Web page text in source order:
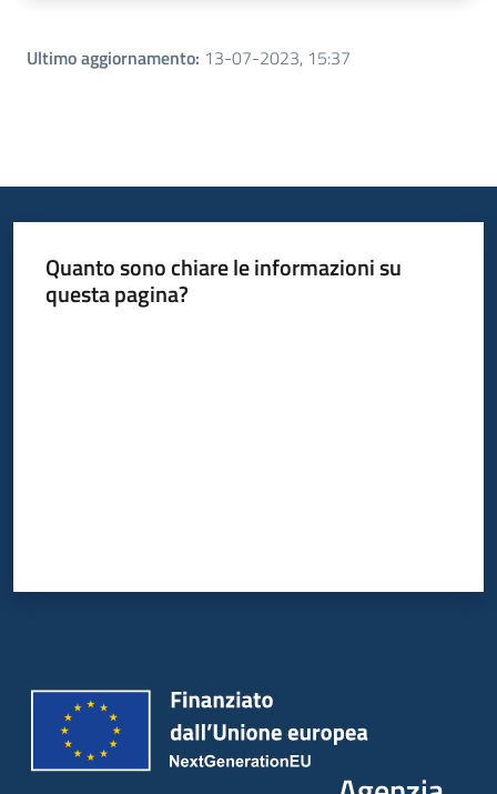
Ultimo aggiornamento: 13-07-2023, 15:37
Quanto sono chiare le informazioni su
questa pagina?